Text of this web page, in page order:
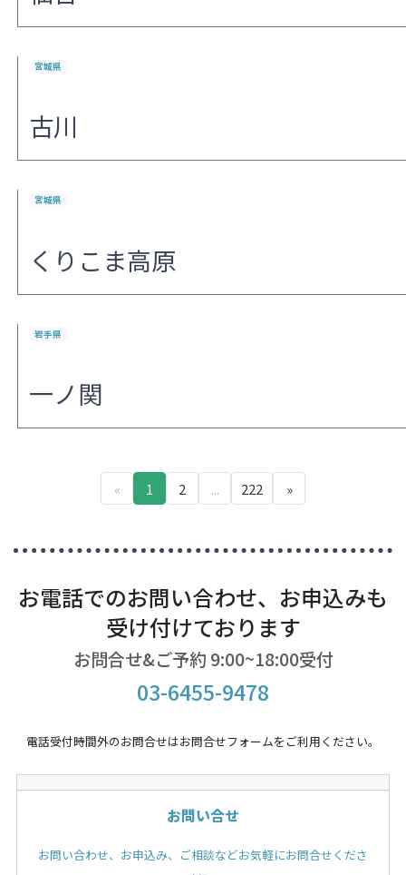
宮城県
古川
宮城県
くりこま高原
岩手県
一ノ関
« 1 2 ... 222 »
お電話でのお問い合わせ、お申込みも
受け付けております
お問合せ&ご予約 9:00~18:00受付
03-6455-9478
電話受付時間外のお問合せはお問合せフォームをご利用ください。
お問い合せ
お問い合わせ、お申込み、ご相談などお気軽にお問合せくださ